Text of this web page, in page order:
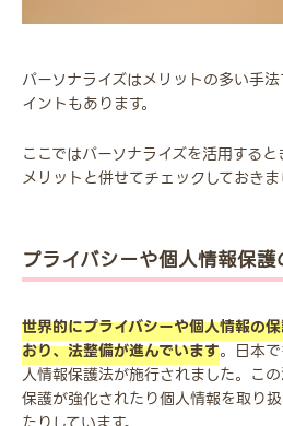
パーソナライズはメリットの多い手
イントもあります。
ここではパーソナライズを活用すると
メリットと併せてチェックしておきま
プライバシーや個人情報保
世界的にプライバシーや個人情報の
おり、法整備が進んでいます。日本
人情報保護法が施行されました。こ
保護が強化されたり個人情報を取り